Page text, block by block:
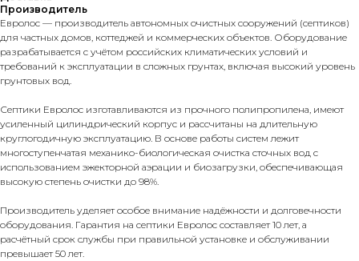
Производитель
Евролос — производитель автономных очистных сооружений (септиков)
для частных домов, коттеджей и коммерческих объектов. Оборудование
разрабатывается с учётом российских климатических условий и
требований к эксплуатации в сложных грунтах, включая высокий уровень
грунтовых вод.
Септики Евролос изготавливаются из прочного полипропилена, имеют
усиленный цилиндрический корпус и рассчитаны на длительную
круглогодичную эксплуатацию. В основе работы систем лежит
многоступенчатая механико-биологическая очистка сточных вод с
использованием эжекторной аэрации и биозагрузки, обеспечивающая
высокую степень очистки до 98%.
Производитель уделяет особое внимание надёжности и долговечности
оборудования. Гарантия на септики Евролос составляет 10 лет, а
расчётный срок службы при правильной установке и обслуживании
превышает 50 лет.